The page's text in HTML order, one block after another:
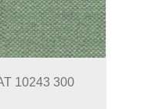
10243 300